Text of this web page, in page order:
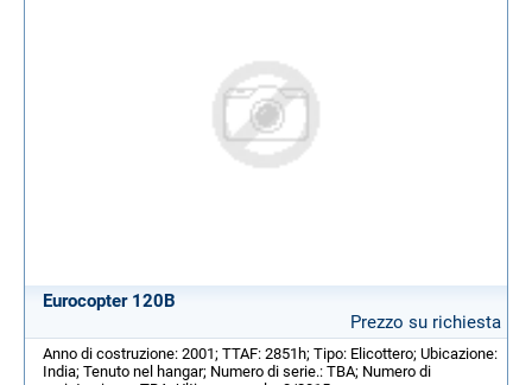
Eurocopter 120B
Prezzo su richiesta
Anno di costruzione: 2001; TTAF: 2851h; Tipo: Elicottero; Ubicazione:
India; Tenuto nel hangar; Numero di serie.: TBA; Numero di